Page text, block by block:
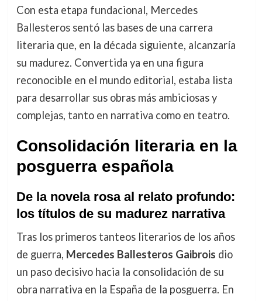
Con esta etapa fundacional, Mercedes
Ballesteros sentó las bases de una carrera
literaria que, en la década siguiente, alcanzaría
su madurez. Convertida ya en una figura
reconocible en el mundo editorial, estaba lista
para desarrollar sus obras más ambiciosas y
complejas, tanto en narrativa como en teatro.
Consolidación literaria en la
posguerra española
De la novela rosa al relato profundo:
los títulos de su madurez narrativa
Tras los primeros tanteos literarios de los años
de guerra, Mercedes Ballesteros Gaibrois dio
un paso decisivo hacia la consolidación de su
obra narrativa en la España de la posguerra. En